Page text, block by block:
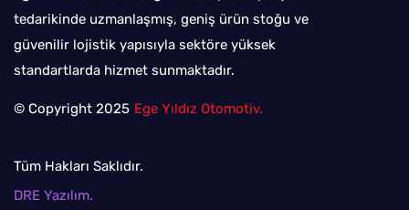
tedarikinde uzmanlaşmış, geniş ürün stoğu ve
güvenilir lojistik yapısıyla sektöre yüksek
standartlarda hizmet sunmaktadır.
© Copyright 2025 Ege Yıldız Otomotiv.
Tüm Hakları Saklıdır.
DRE Yazılım.